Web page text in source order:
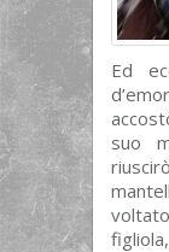
Ed
suo